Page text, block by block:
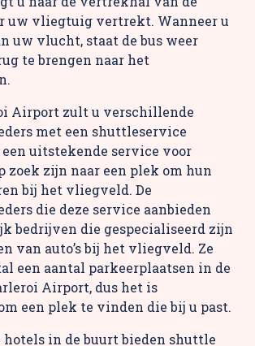
uw vliegtuig vertrekt. Wanneer u
uw vlucht, staat de bus weer
te brengen naar het
Airport zult u verschillende
met een shuttleservice
uitstekende service voor
zoek zijn naar een plek om hun
bij het vliegveld. De
die deze service aanbieden
bedrijven die gespecialiseerd zijn
van auto’s bij het vliegveld. Ze
een aantal parkeerplaatsen in de
Airport, dus het is
een plek te vinden die bij u past.
hotels in de buurt bieden shuttle